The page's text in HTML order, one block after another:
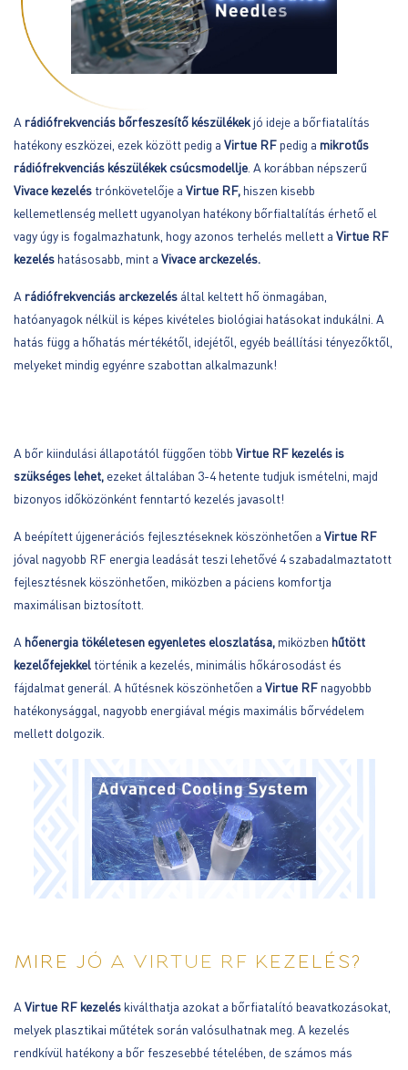
A rádiófrekvenciás bőrfeszesítő készülékek jó ideje a bőrfiatalítás
hatékony eszközei, ezek között pedig a Virtue RF pedig a mikrotűs
rádiófrekvenciás készülékek csúcsmodellje . A korábban népszerű
Vivace kezelés trónkövetelője a Virtue RF, hiszen kisebb
kellemetlenség mellett ugyanolyan hatékony bőrfialtalítás érhető el
vagy úgy is fogalmazhatunk, hogy azonos terhelés mellett a Virtue RF
kezelés hatásosabb, mint a Vivace arckezelés.
A rádiófrekvenciás arckezelés által keltett hő önmagában,
hatóanyagok nélkül is képes kivételes biológiai hatásokat indukálni. A
hatás függ a hőhatás mértékétől, idejétől, egyéb beállítási tényezőktől,
melyeket mindig egyénre szabottan alkalmazunk!
A bőr kiindulási állapotától függően több Virtue RF kezelés is
szükséges lehet, ezeket általában 3-4 hetente tudjuk ismételni, majd
bizonyos időközönként fenntartó kezelés javasolt!
A beépített újgenerációs fejlesztéseknek köszönhetően a Virtue RF
jóval nagyobb RF energia leadását teszi lehetővé 4 szabadalmaztatott
fejlesztésnek köszönhetően, miközben a páciens komfortja
maximálisan biztosított.
A hőenergia tökéletesen egyenletes eloszlatása, miközben hűtött
kezelőfejekkel történik a kezelés, minimális hőkárosodást és
fájdalmat generál. A hűtésnek köszönhetően a Virtue RF nagyobbb
hatékonysággal, nagyobb energiával mégis maximális bőrvédelem
mellett dolgozik.
MIRE JÓ A VIRTUE RF KEZELÉS?
AVirtue RF kezelés kiválthatja azokat a bőrfiatalító beavatkozásokat,
melyek plasztikai műtétek során valósulhatnak meg. A kezelés
rendkívül hatékony a bőr feszesebbé tételében, de számos más